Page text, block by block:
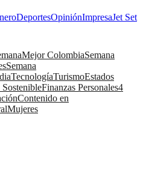
DeportesOpiniónImpresaJet Set
Mejor ColombiaSemana
Semana
TecnologíaTurismoEstados
SostenibleFinanzas Personales4
Contenido en
Mujeres